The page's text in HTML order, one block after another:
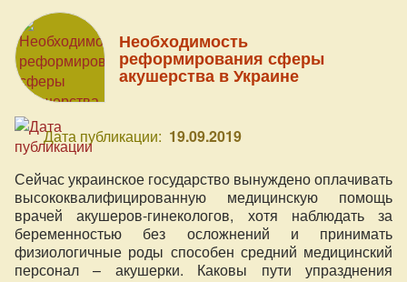
Необходимость
реформирования сферы
акушерства в Украине
Дата публикации: 19.09.2019
Сейчас украинское государство вынуждено оплачивать
высококвалифицированную медицинскую помощь
врачей акушеров-гинекологов, хотя наблюдать за
беременностью без осложнений и принимать
физиологичные роды способен средний медицинский
персонал – акушерки. Каковы пути упразднения